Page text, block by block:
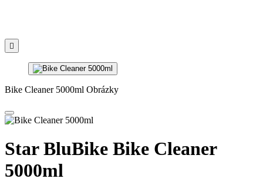

Bike Cleaner 5000ml Obrázky
Star BluBike Bike Cleaner
5000ml